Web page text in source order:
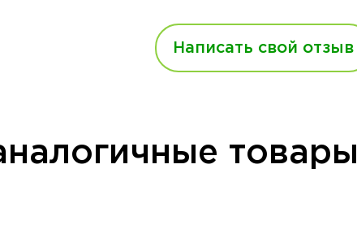
Написать свой отзыв
товары